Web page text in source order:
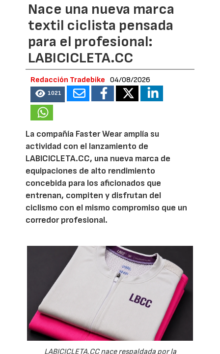
Nace una nueva marca
textil ciclista pensada
para el profesional:
LABICICLETA.CC
Redacción Tradebike 04/08/2026
1021
La compañía Faster Wear amplía su
actividad con el lanzamiento de
LABICICLETA.CC, una nueva marca de
equipaciones de alto rendimiento
concebida para los aficionados que
entrenan, compiten y disfrutan del
ciclismo con el mismo compromiso que un
corredor profesional.
LABICICLETA.CC nace respaldada por la